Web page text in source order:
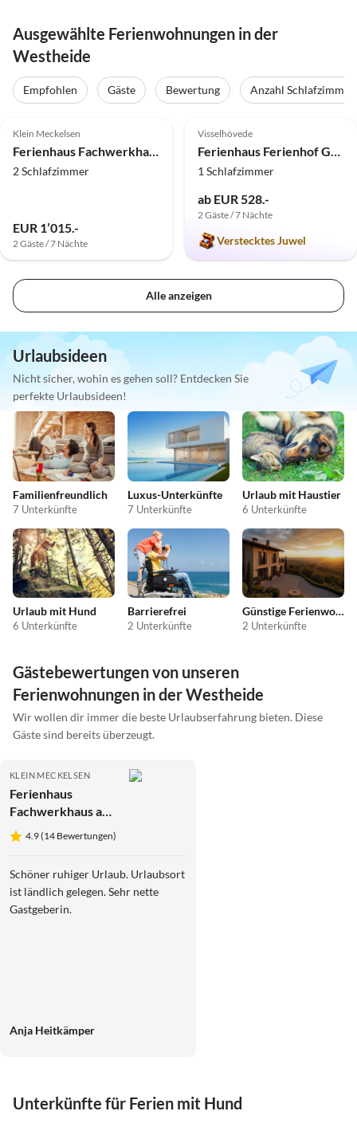
Ausgewählte Ferienwohnungen in der
Westheide
Empfohlen Gäste Bewertung Anzahl Schlafzimmer
Top-Inserat
Klein Meckelsen
Ferienhaus Fachwerkhaus am Teich
2 Schlafzimmer
EUR 1’015.-
2 Gäste / 7 Nächte
Visselhövede
Ferienhaus Ferienhof Gester
1 Schlafzimmer
ab EUR 528.-
2 Gäste / 7 Nächte
Verstecktes Juwel
Alle anzeigen
Urlaubsideen
Nicht sicher, wohin es gehen soll? Entdecken Sie
perfekte Urlaubsideen!
Familienfreundlich
7 Unterkünfte
Luxus-Unterkünfte
7 Unterkünfte
Urlaub mit Haustier
6 Unterkünfte
Urlaub mit Hund
6 Unterkünfte
Barrierefrei
2 Unterkünfte
Günstige Ferienwohnungen
2 Unterkünfte
Gästebewertungen von unseren
Ferienwohnungen in der Westheide
Wir wollen dir immer die beste Urlaubserfahrung bieten. Diese
Gäste sind bereits überzeugt.
KLEIN MECKELSEN
Ferienhaus
Fachwerkhaus am
Teich4.9 (14 Bewertungen)
Schöner ruhiger Urlaub. Urlaubsort
ist ländlich gelegen. Sehr nette
Gastgeberin.
Anja Heitkämper
Unterkünfte für Ferien mit Hund